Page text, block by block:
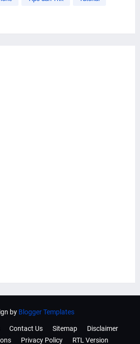
by Blogger Templates
Contact Us Sitemap
Disclaimer
Privacy Policy RTL Version